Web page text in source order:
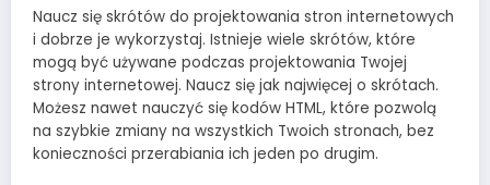
Naucz się skrótów do projektowania stron internetowych
i dobrze je wykorzystaj. Istnieje wiele skrótów, które
mogą być używane podczas projektowania Twojej
strony internetowej. Naucz się jak najwięcej o skrótach.
Możesz nawet nauczyć się kodów HTML, które pozwolą
na szybkie zmiany na wszystkich Twoich stronach, bez
konieczności przerabiania ich jeden po drugim.